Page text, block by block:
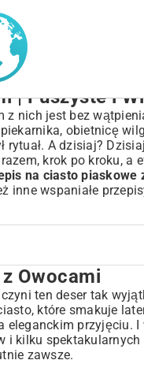
| Puszyste i
z nich jest bez
obietnicę
rytuał. A dzisiaj?
krok po kroku, a
na ciasto piaskowe
inne wspaniałe
Owocami
ten deser tak
które smakuje
przyjęciu.
i kilku
zawsze.